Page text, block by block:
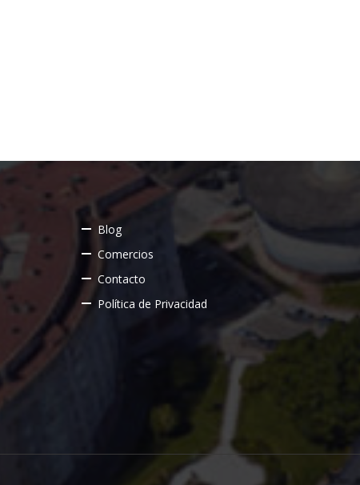
Blog
Comercios
Contacto
Política de Privacidad